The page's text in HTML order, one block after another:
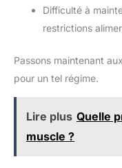
Difficulté à
restrictions
Passons maintenant
pour un tel régime.
Lire plus Quelle
muscle ?